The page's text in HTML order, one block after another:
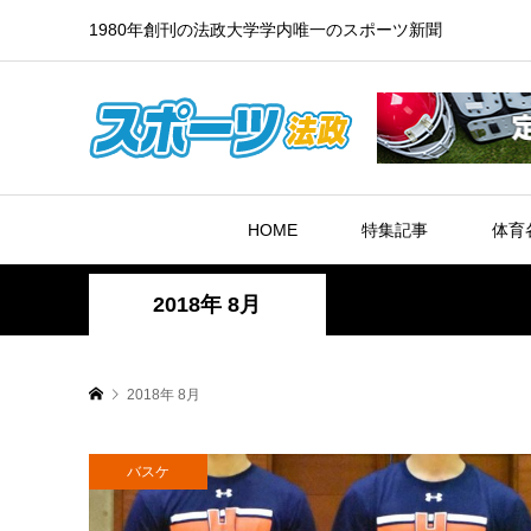
1980年創刊の法政大学学内唯一のスポーツ新聞
HOME 特集記事 体育
2018年 8月
2018年 8月
バスケ